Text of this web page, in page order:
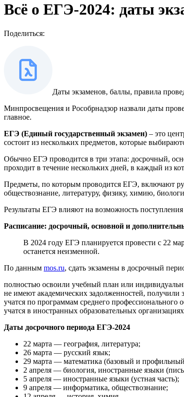
Всё о ЕГЭ-2024: даты
Поделиться:
Даты экзаменов, баллы, правила
Минпросвещения и Рособрнадзор назвали даты
главное.
ЕГЭ (Единый государственный экзамен) – это
состоит из нескольких предметов, которые
Обычно ЕГЭ проводится в три этапа: досрочный,
проходит в течение нескольких дней, в каждый из
Предметы, по которым проводится ЕГЭ, включают
обществознание, литературу, физику, химию,
Результаты ЕГЭ влияют на возможность
Расписание: досрочный, основной и
В 2024 году ЕГЭ планируется провести с 22
останется неизменной.
По данным mos.ru, сдать экзамены в досрочный
полностью освоили учебный план или
не имеют академических задолженностей, получили
учатся по программам среднего профессионального
учатся в иностранных образовательных
Даты досрочного периода ЕГЭ-2024
22 марта — география, литература;
26 марта — русский язык;
29 марта — математика (базовый и
2 апреля — биология, иностранные языки
5 апреля — иностранные языки (устная часть);
9 апреля — информатика, обществознание;